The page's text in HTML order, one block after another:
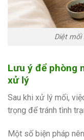
Diệt mối
Lưu ý để phòng
xử lý
Sau khi xử lý mối,
trọng để tránh tình
Một số biện pháp